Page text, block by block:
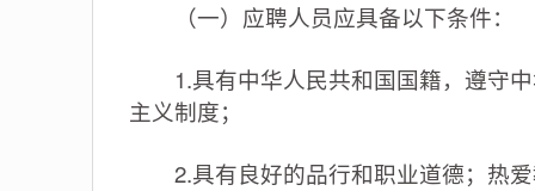
（一）应聘人员应具备以下条件：
1.具有中华人民共和国国籍，遵守中
主义制度；
2.具有良好的品行和职业道德；热爱